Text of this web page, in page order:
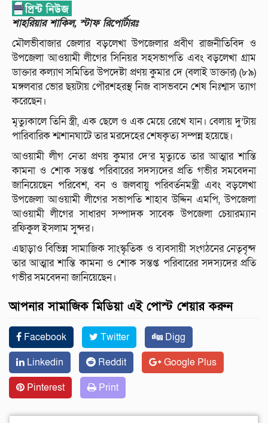
শাহরিয়ার শাকিল, স্টাফ রিপোর্টারঃ
মৌলভীবাজার জেলার বড়লেখা উপজেলার প্রবীণ রাজনীতিবিদ ও
উপজেলা আওয়ামী লীগের সিনিয়র সহসভাপতি এবং বড়লেখা গ্রাম
ডাক্তার কল্যাণ সমিতির উপদেষ্টা প্রণয় কুমার দে (বলাই ডাক্তার) (৮৯)
মঙ্গলবার ভোর ছয়টায় পৌরশহরস্থ নিজ বাসভবনে শেষ নিঃশ্বাস ত্যাগ
করেছেন।
মৃত্যুকালে তিনি স্ত্রী, এক ছেলে ও এক মেয়ে রেখে যান। বেলায় দু’টায়
পারিবারিক শ্মশানঘাটে তার মরদেহের শেষকৃত্য সম্পন্ন হয়েছে।
আওয়ামী লীগ নেতা প্রণয় কুমার দে’র মৃত্যুতে তার আত্মার শান্তি
কামনা ও শোক সন্তপ্ত পরিবারের সদস্যদের প্রতি গভীর সমবেদনা
জানিয়েছেন পরিবেশ, বন ও জলবায়ু পরিবর্তনমন্ত্রী এবং বড়লেখা
উপজেলা আওয়ামী লীগের সভাপতি শাহাব উদ্দিন এমপি, উপজেলা
আওয়ামী লীগের সাধারণ সম্পাদক সাবেক উপজেলা চেয়ারম্যান
রফিকুল ইসলাম সুন্দর।
এছাড়াও বিভিন্ন সামাজিক সাংস্কৃতিক ও ব্যবসায়ী সংগঠনের নেতৃবৃন্দ
তার আত্মার শান্তি কামনা ও শোক সন্তপ্ত পরিবারের সদস্যদের প্রতি
গভীর সমবেদনা জানিয়েছেন।
আপনার সামাজিক মিডিয়া এই পোস্ট শেয়ার করুন
Facebook Twitter
Digg
Linkedin
Reddit
Google Plus
Pinterest
Print